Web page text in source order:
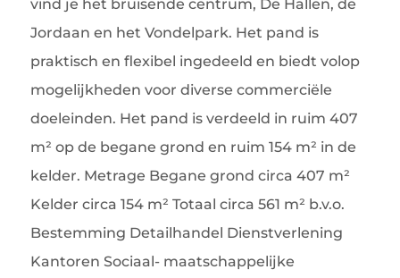
vind je het bruisende centrum, De Hallen, de
Jordaan en het Vondelpark. Het pand is
praktisch en flexibel ingedeeld en biedt volop
mogelijkheden voor diverse commerciële
doeleinden. Het pand is verdeeld in ruim 407
m² op de begane grond en ruim 154 m² in de
kelder. Metrage Begane grond circa 407 m²
Kelder circa 154 m² Totaal circa 561 m² b.v.o.
Bestemming Detailhandel Dienstverlening
Kantoren Sociaal- maatschappelijke